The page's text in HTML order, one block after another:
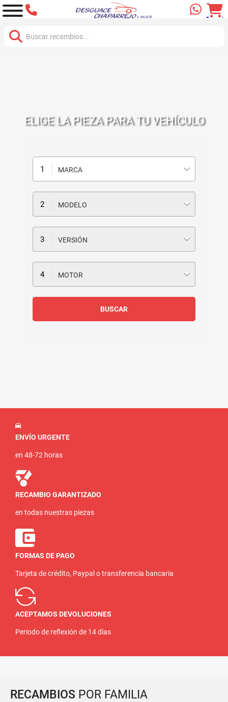
ELIGE LA PIEZA PARA TU VEHÍCULO
MARCA
MODELO
VERSIÓN
MOTOR
ENVÍO URGENTE
en 48-72 horas
RECAMBIO GARANTIZADO
en todas nuestras piezas
FORMAS DE PAGO
Tarjeta de crédito, Paypal o transferencia bancaria
ACEPTAMOS DEVOLUCIONES
Periodo de reflexión de 14 días
RECAMBIOS POR FAMILIA